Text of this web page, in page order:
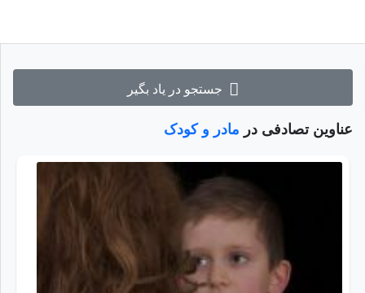
جستجو در یاد بگیر
عناوین تصادفی در مادر و کودک